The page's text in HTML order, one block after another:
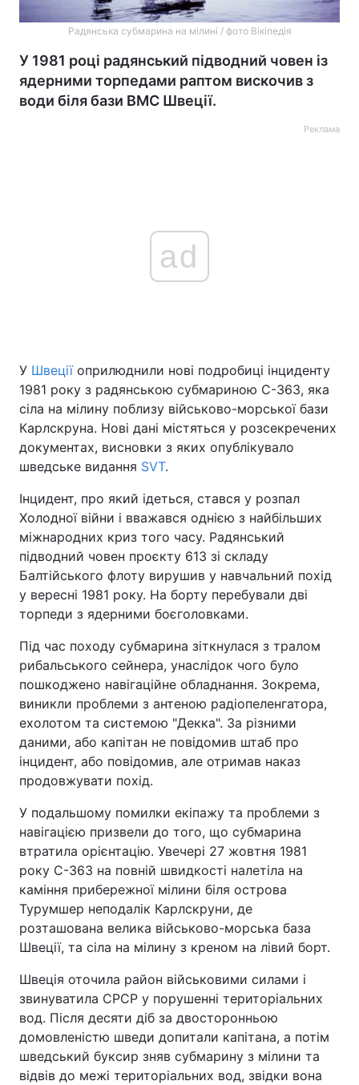
Радянська субмарина на мілині / фото Вікіпедія
У 1981 році радянський підводний човен із
ядерними торпедами раптом вискочив з
води біля бази ВМС Швеції.
Реклама
ad
У Швеціїоприлюднили нові подробиці інциденту
1981 року з радянською субмариною С-363, яка
сіла на мілину поблизу військово-морської бази
Карлскруна. Нові дані містяться у розсекречених
документах, висновки з яких опублікувало
шведське видання SVT.
Інцидент, про який ідеться, стався у розпал
Холодної війни і вважався однією з найбільших
міжнародних криз того часу. Радянський
підводний човен проєкту 613 зі складу
Балтійського флоту вирушив у навчальний похід
у вересні 1981 року. На борту перебували дві
торпеди з ядерними боєголовками.
Під час походу субмарина зіткнулася з тралом
рибальського сейнера, унаслідок чого було
пошкоджено навігаційне обладнання. Зокрема,
виникли проблеми з антеною радіопеленгатора,
ехолотом та системою "Декка". За різними
даними, або капітан не повідомив штаб про
інцидент, або повідомив, але отримав наказ
продовжувати похід.
У подальшому помилки екіпажу та проблеми з
навігацією призвели до того, що субмарина
втратила орієнтацію. Увечері 27 жовтня 1981
року С-363 на повній швидкості налетіла на
каміння прибережної мілини біля острова
Турумшер неподалік Карлскруни, де
розташована велика військово-морська база
Швеції, та сіла на мілину з креном на лівий борт.
Швеція оточила район військовими силами і
звинуватила СРСР у порушенні територіальних
вод. Після десяти діб за двосторонньою
домовленістю шведи допитали капітана, а потім
шведський буксир зняв субмарину з мілини та
відвів до межі територіальних вод, звідки вона